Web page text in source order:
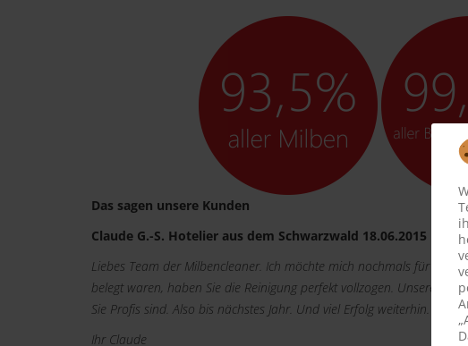
Das sagen unsere Kunden
Claude G.-S. Hotelier aus dem Schwarzwald 18.06.2015
Liebes Team der Milbencleaner. Ich möchte mich nochmals für den
belegt waren, haben Sie die Reinigung perfekt vollzogen. Unsere
Sie Profis sind. Also bis nächstes Jahr. Und viel Erfolg weiterhin.
Ihr Claude